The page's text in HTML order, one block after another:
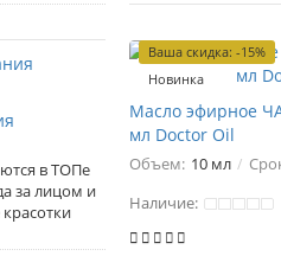
в ТОПе
за лицом и
Ваша скидка: -15%
Новинка
Масло эфирное
мл Doctor Oil
Объем: 10 мл
Наличие: